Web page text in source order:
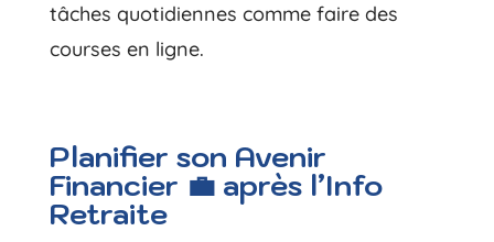
tâches quotidiennes comme faire des
courses en ligne.
Planifier son Avenir
Financier 💼 après l’Info
Retraite